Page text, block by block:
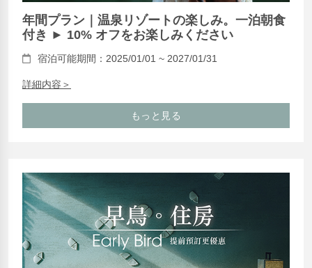
年間プラン｜温泉リゾートの楽しみ。一泊朝食
付き ► 10% オフをお楽しみください
宿泊可能期間：2025/01/01 ~ 2027/01/31
詳細内容＞
もっと見る